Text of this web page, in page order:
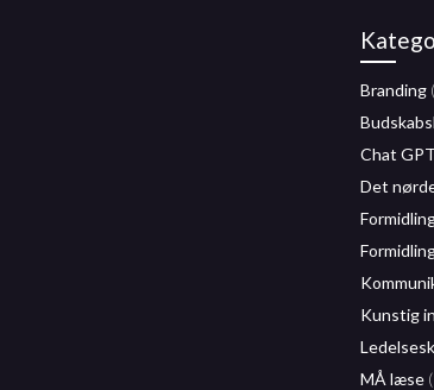
Branding
Chat GPT
Det
Kunstig
MÅ læse